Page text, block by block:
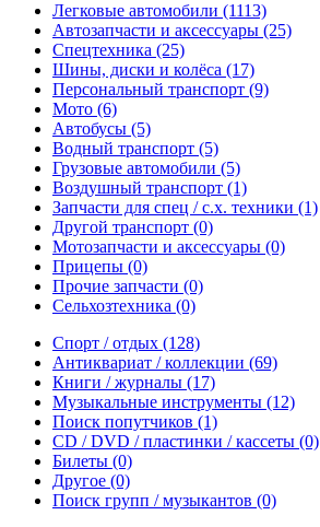
Легковые автомобили (1113)
Автозапчасти и аксессуары (25)
Спецтехника (25)
Шины, диски и колёса (17)
Персональный транспорт (9)
Мото (6)
Автобусы (5)
Водный транспорт (5)
Грузовые автомобили (5)
Воздушный транспорт (1)
Запчасти для спец / с.х. техники (1)
Другой транспорт (0)
Мотозапчасти и аксессуары (0)
Прицепы (0)
Прочие запчасти (0)
Сельхозтехника (0)
Спорт / отдых (128)
Антиквариат / коллекции (69)
Книги / журналы (17)
Музыкальные инструменты (12)
Поиск попутчиков (1)
CD / DVD / пластинки / кассеты (0)
Билеты (0)
Другое (0)
Поиск групп / музыкантов (0)